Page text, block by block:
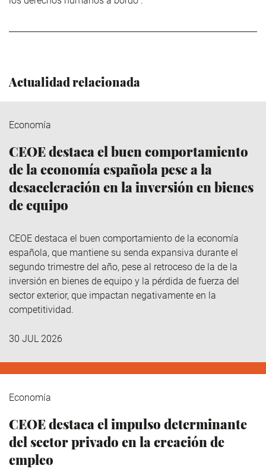
Actualidad relacionada
Economía
CEOE destaca el buen comportamiento
de la economía española pese a la
desaceleración en la inversión en bienes
de equipo
CEOE destaca el buen comportamiento de la economía
española, que mantiene su senda expansiva durante el
segundo trimestre del año, pese al retroceso de la de la
inversión en bienes de equipo y la pérdida de fuerza del
sector exterior, que impactan negativamente en la
competitividad.
30 JUL 2026
Economía
CEOE destaca el impulso determinante
del sector privado en la creación de
empleo